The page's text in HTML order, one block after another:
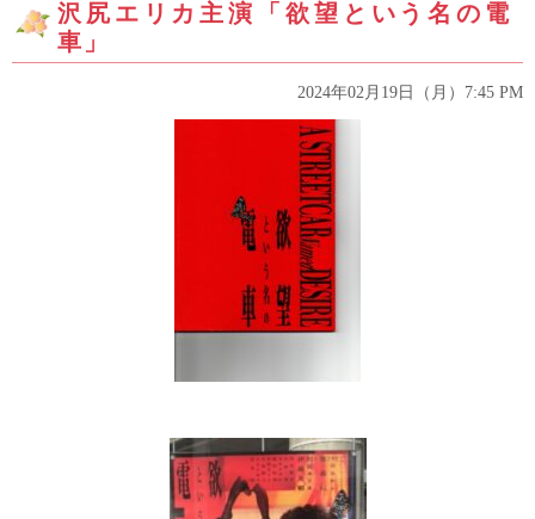
沢尻エリカ主演「欲望という名の電
車」
2024年02月19日（月）7:45 PM